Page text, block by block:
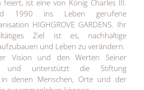
feiert, ist eine von König Charles III.
1990 ins Leben gerufene
HIGHGROVE GARDENS. Ihr
Ziel ist es, nachhaltige
und Leben zu verändern.
Vision und den Werten Seiner
und unterstützt die Stiftung
in denen Menschen, Orte und der